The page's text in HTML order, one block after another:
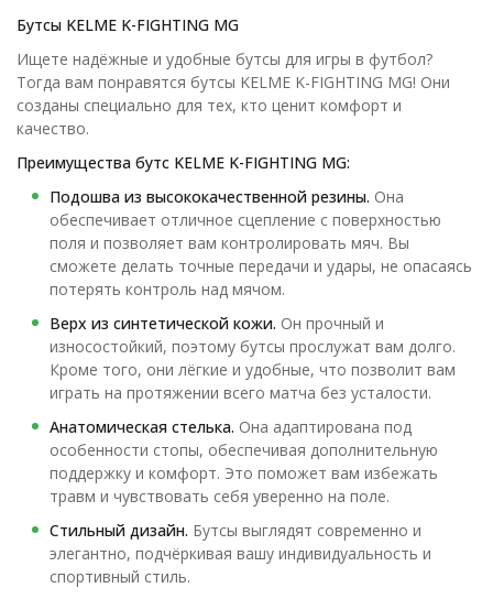
(рос.44),
ТПУ,
черный
Бутсы KELME K-FIGHTING MG
Ищете надёжные и удобные бутсы для игры в футбол?
Тогда вам понравятся бутсы KELME K-FIGHTING MG! Они
созданы специально для тех, кто ценит комфорт и
качество.
Преимущества бутс KELME K-FIGHTING MG:
Подошва из высококачественной резины. Она
обеспечивает отличное сцепление с поверхностью
поля и позволяет вам контролировать мяч. Вы
сможете делать точные передачи и удары, не опасаясь
потерять контроль над мячом.
Верх из синтетической кожи. Он прочный и
износостойкий, поэтому бутсы прослужат вам долго.
Кроме того, они лёгкие и удобные, что позволит вам
играть на протяжении всего матча без усталости.
Анатомическая стелька. Она адаптирована под
особенности стопы, обеспечивая дополнительную
поддержку и комфорт. Это поможет вам избежать
травм и чувствовать себя уверенно на поле.
Стильный дизайн. Бутсы выглядят современно и
элегантно, подчёркивая вашу индивидуальность и
спортивный стиль.